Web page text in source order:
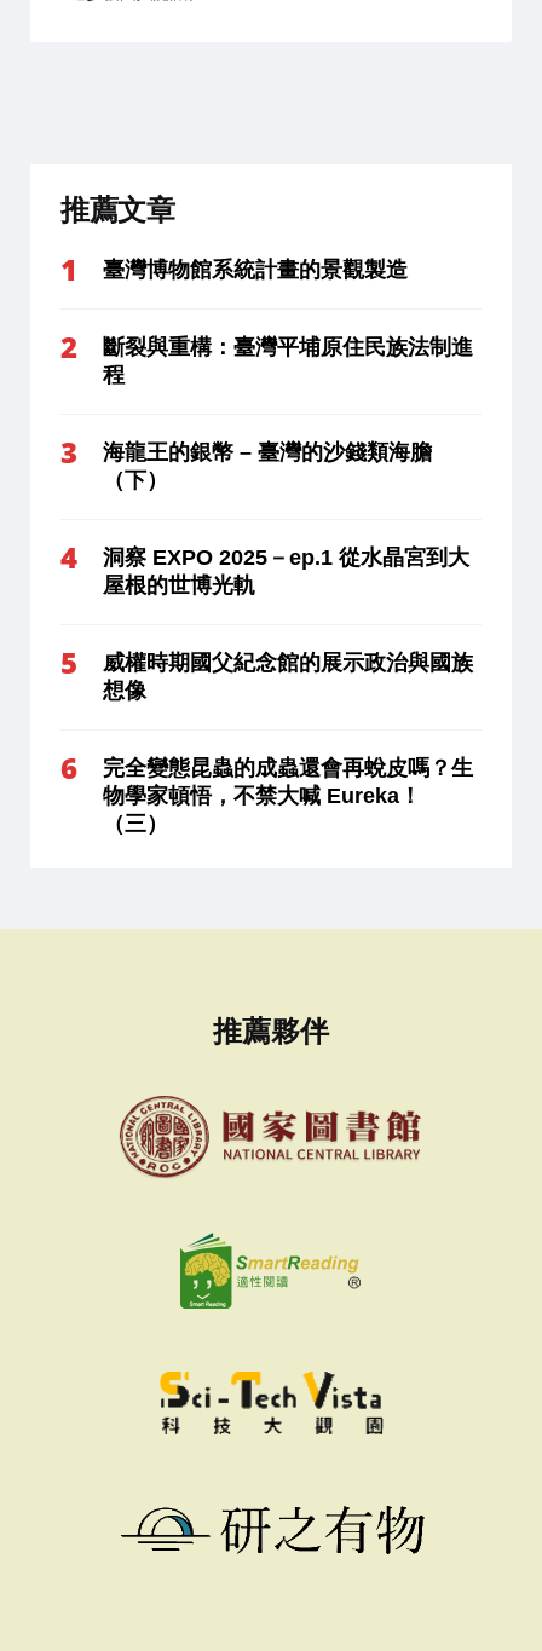
推薦文章
臺灣博物館系統計畫的景觀製造
斷裂與重構：臺灣平埔原住民族法制進
程
海龍王的銀幣 – 臺灣的沙錢類海膽
（下）
洞察 EXPO 2025－ep.1 從水晶宮到大
屋根的世博光軌
威權時期國父紀念館的展示政治與國族
想像
完全變態昆蟲的成蟲還會再蛻皮嗎？生
物學家頓悟，不禁大喊 Eureka！
（三）
推薦夥伴